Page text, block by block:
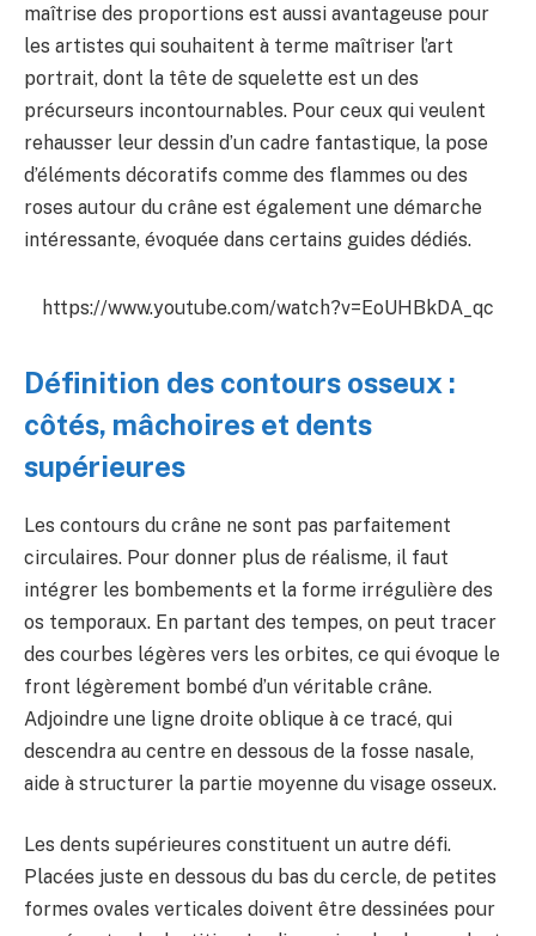
maîtrise des proportions est aussi avantageuse pour
les artistes qui souhaitent à terme maîtriser l’art
portrait, dont la tête de squelette est un des
précurseurs incontournables. Pour ceux qui veulent
rehausser leur dessin d’un cadre fantastique, la pose
d’éléments décoratifs comme des flammes ou des
roses autour du crâne est également une démarche
intéressante, évoquée dans certains guides dédiés.
https://www.youtube.com/watch?v=EoUHBkDA_qc
Définition des contours osseux :
côtés, mâchoires et dents
supérieures
Les contours du crâne ne sont pas parfaitement
circulaires. Pour donner plus de réalisme, il faut
intégrer les bombements et la forme irrégulière des
os temporaux. En partant des tempes, on peut tracer
des courbes légères vers les orbites, ce qui évoque le
front légèrement bombé d’un véritable crâne.
Adjoindre une ligne droite oblique à ce tracé, qui
descendra au centre en dessous de la fosse nasale,
aide à structurer la partie moyenne du visage osseux.
Les dents supérieures constituent un autre défi.
Placées juste en dessous du bas du cercle, de petites
formes ovales verticales doivent être dessinées pour